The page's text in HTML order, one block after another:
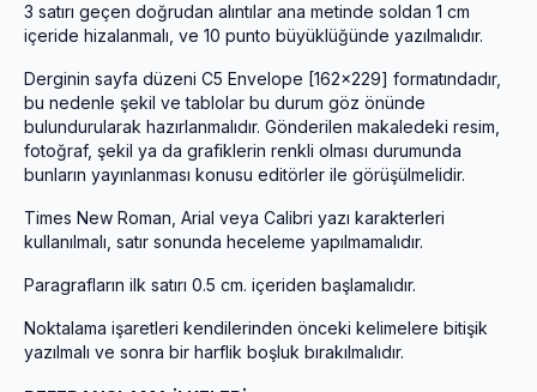
3 satırı geçen doğrudan alıntılar ana metinde soldan 1 cm
içeride hizalanmalı, ve 10 punto büyüklüğünde yazılmalıdır.
Derginin sayfa düzeni C5 Envelope [162x229] formatındadır,
bu nedenle şekil ve tablolar bu durum göz önünde
bulundurularak hazırlanmalıdır. Gönderilen makaledeki resim,
fotoğraf, şekil ya da grafiklerin renkli olması durumunda
bunların yayınlanması konusu editörler ile görüşülmelidir.
Times New Roman, Arial veya Calibri yazı karakterleri
kullanılmalı, satır sonunda heceleme yapılmamalıdır.
Paragrafların ilk satırı 0.5 cm. içeriden başlamalıdır.
Noktalama işaretleri kendilerinden önceki kelimelere bitişik
yazılmalı ve sonra bir harflik boşluk bırakılmalıdır.